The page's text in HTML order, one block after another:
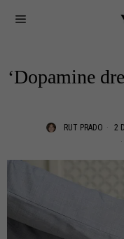
‘Dopamine
RUT PRADO 2